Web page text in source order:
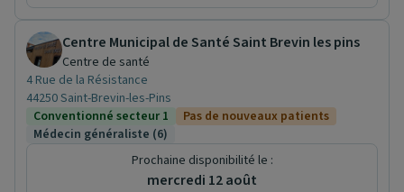
Centre Municipal de Santé Saint Brevin les pins
Centre de santé
4 Rue de la Résistance
44250 Saint-Brevin-les-Pins
Conventionné secteur 1
Pas de nouveaux patients
Médecin généraliste (6)
Prochaine disponibilité le :
mercredi 12 août